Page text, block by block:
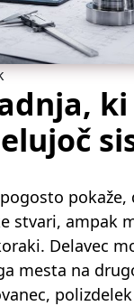
pokaže,
stvari, ampak
Delavec
mesta na